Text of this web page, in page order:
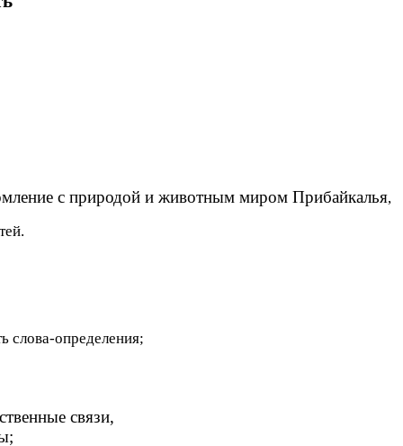
с природой и животным миром Прибайкалья,
слова-определения;
связи,